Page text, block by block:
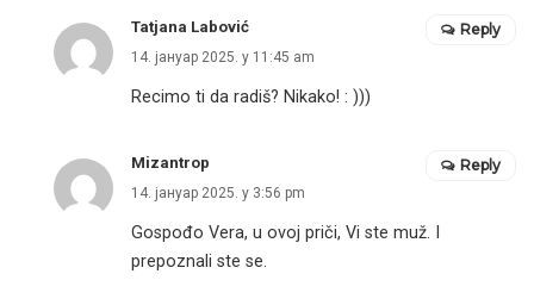
Tatjana Labović
14. јануар 2025. у 11:45 am
Recimo ti da radiš? Nikako! : )))
Reply
Mizantrop
14. јануар 2025. у 3:56 pm
Gospođo Vera, u ovoj priči, Vi ste muž. I
prepoznali ste se.
Reply